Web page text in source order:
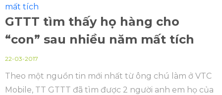
GTTT tìm thấy họ hàng cho
“con” sau nhiều năm mất tích
22-03-2017
Theo một nguồn tin mới nhất từ ông chú làm ở VTC
Mobile, TT GTTT đã tìm được 2 người anh em họ của